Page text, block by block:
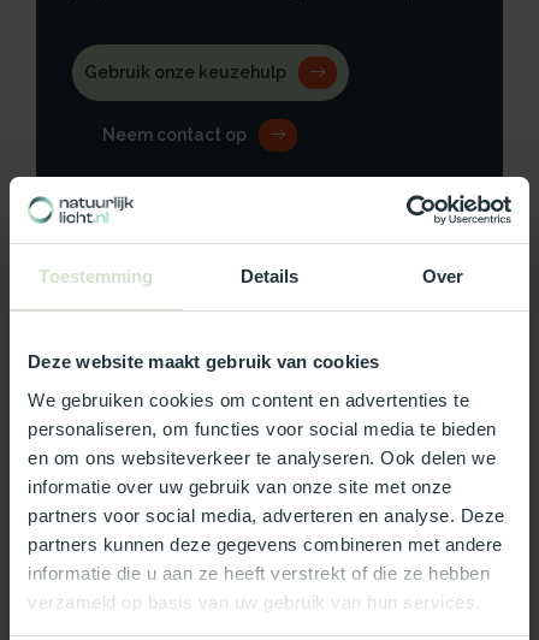
Toestemming Details Over
Deze website maakt gebruik van cookies
We gebruiken cookies om content en advertenties te
personaliseren, om functies voor social media te bieden
en om ons websiteverkeer te analyseren. Ook delen we
informatie over uw gebruik van onze site met onze
partners voor social media, adverteren en analyse. Deze
partners kunnen deze gegevens combineren met andere
informatie die u aan ze heeft verstrekt of die ze hebben
verzameld op basis van uw gebruik van hun services.
Gebruik onze keuzehulp
Neem contact op
Productomschrijving
Reviews
Wat ons écht bijzonder maakt:
Gratis bezorging in Nederland, m.u.v. de Waddeneilanden
99% uit voorraad leverbaar